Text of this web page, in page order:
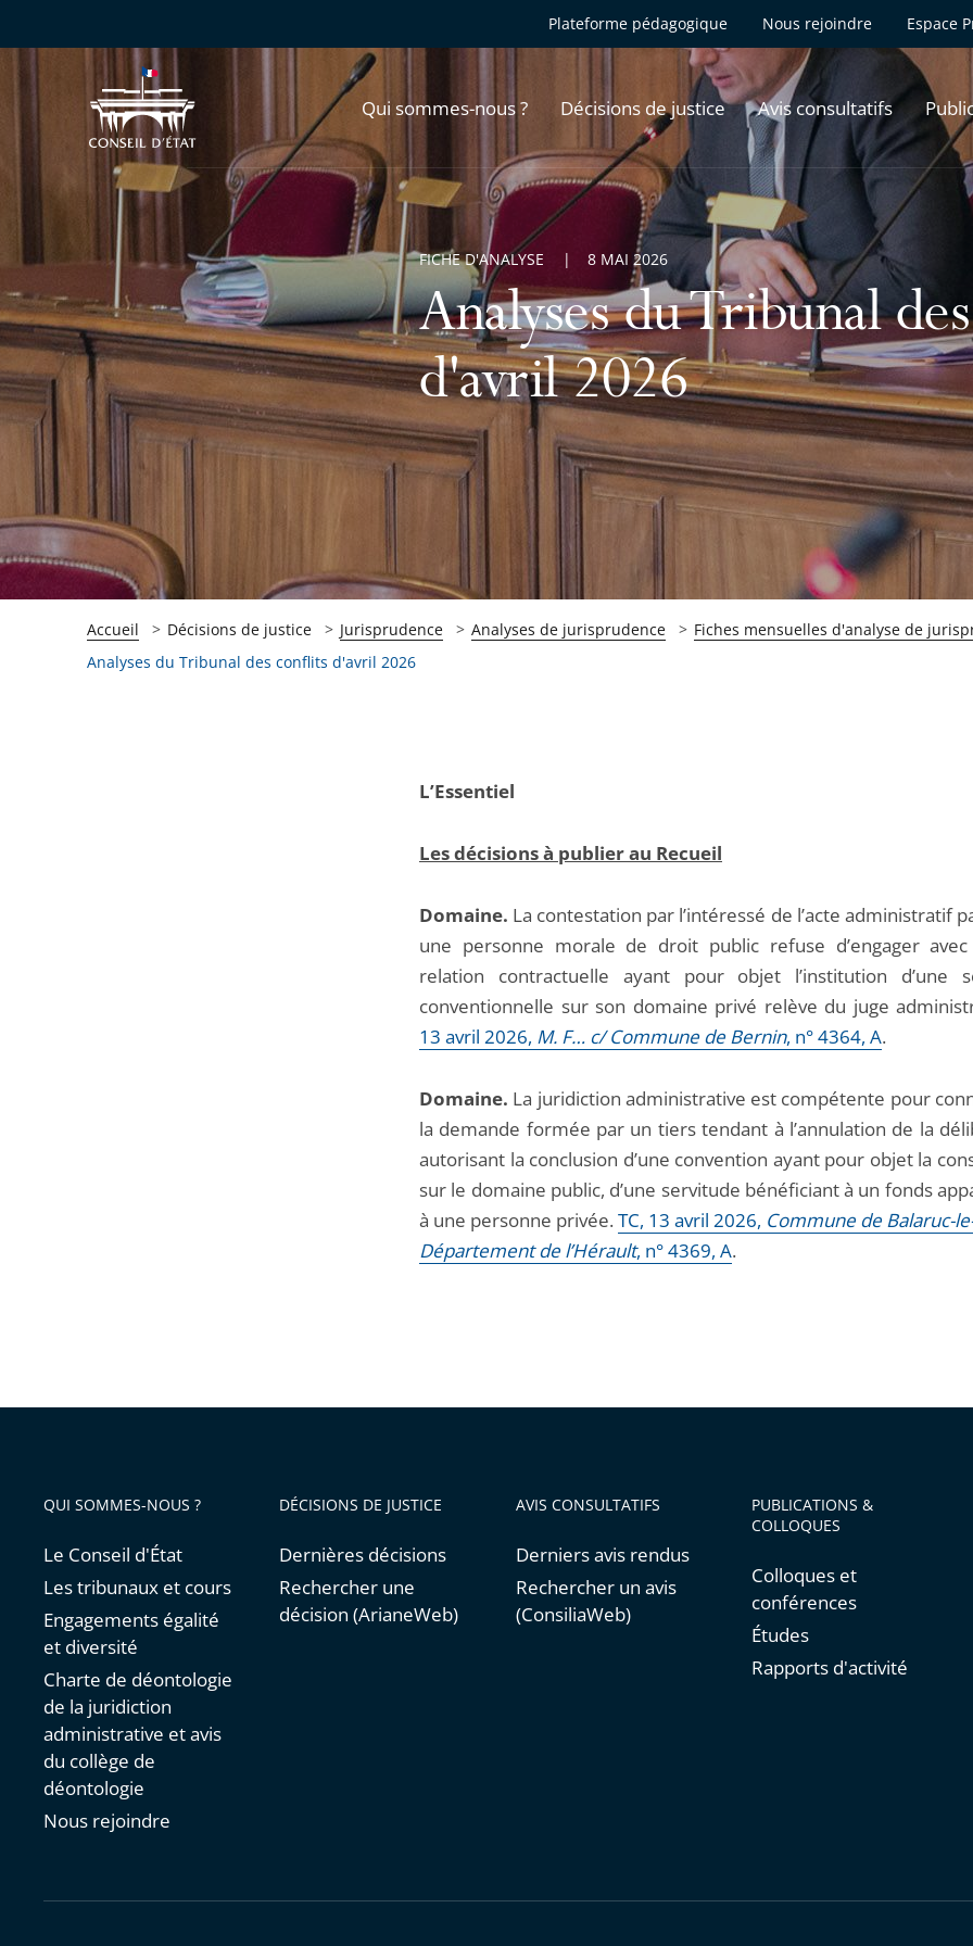
Plateforme pédagogique Nous rejoindre Espace
Qui sommes-nous ? Décisions de justice Avis consultatifs
Analyses du Tribunal
d'avril 2026
FICHE D'ANALYSE 8 MAI 2026
Accueil Décisions de justice Jurisprudence Analyses de jurisprudence
Fiches mensuelles d'analyse de
Analyses du Tribunal des conflits d'avril 2026
L’Essentiel
Les décisions à publier au Recueil
Domaine. La contestation par l’intéressé de l’acte administratif
une personne morale de droit public refuse d’engager
relation contractuelle ayant pour objet l’institution d’une
conventionnelle sur son domaine privé relève du juge
13 avril 2026, M. F… c/ Commune de Bernin, n° 4364, A.
Domaine. La juridiction administrative est compétente pour
la demande formée par un tiers tendant à l’annulation de la
autorisant la conclusion d’une convention ayant pour objet la
sur le domaine public, d’une servitude bénéficiant à un fonds
à une personne privée.TC, 13 avril 2026, Commune de Balaruc-
Département de l’Hérault, n° 4369, A.
QUI SOMMES-NOUS ?
Le Conseil d'État
Les tribunaux et cours
Engagements égalité
et diversité
Charte de déontologie
de la juridiction
administrative et avis
du collège de
déontologie
Nous rejoindre
DÉCISIONS DE JUSTICE
Dernières décisions
Rechercher une
décision (ArianeWeb)
AVIS CONSULTATIFS
Derniers avis rendus
Rechercher un avis
(ConsiliaWeb)
PUBLICATIONS &
COLLOQUES
Colloques et
conférences
Études
Rapports d'activité